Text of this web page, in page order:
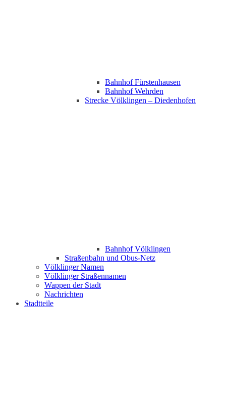
Bahnhof Fürstenhausen
Bahnhof Wehrden
Strecke Völklingen – Diedenhofen
Bahnhof Völklingen
Straßenbahn und Obus-Netz
Völklinger Namen
Völklinger Straßennamen
Wappen der Stadt
Nachrichten
Stadtteile